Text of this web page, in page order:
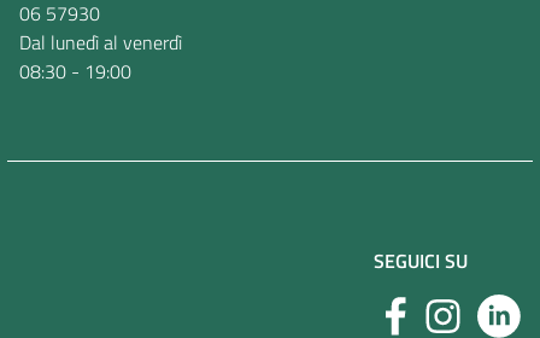
06 57930
Dal lunedì al venerdì
08:30 - 19:00
SEGUICI SU